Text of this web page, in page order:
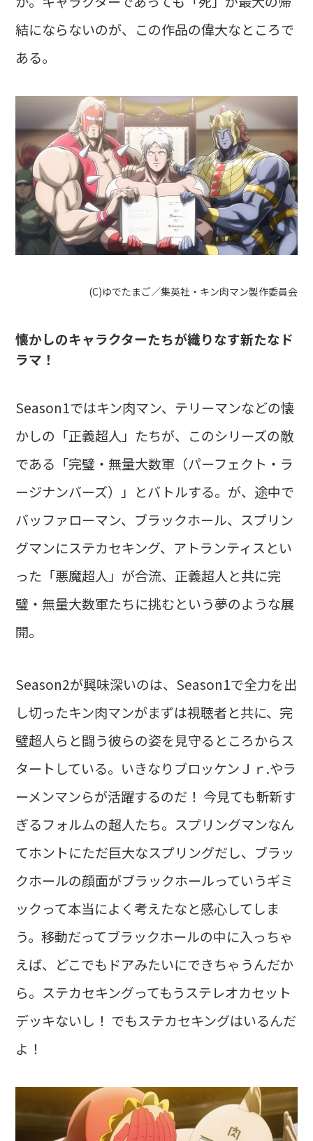
結にならないのが、この作品の偉大なところで
ある。
(C)ゆでたまご／集英社・キン肉マン製作委員会
懐かしのキャラクターたちが織りなす新たなド
ラマ！
Season1ではキン肉マン、テリーマンなどの懐
かしの「正義超人」たちが、このシリーズの敵
である「完璧・無量大数軍（パーフェクト・ラ
ージナンバーズ）」とバトルする。が、途中で
バッファローマン、ブラックホール、スプリン
グマンにステカセキング、アトランティスとい
った「悪魔超人」が合流、正義超人と共に完
璧・無量大数軍たちに挑むという夢のような展
開。
Season2が興味深いのは、Season1で全力を出
し切ったキン肉マンがまずは視聴者と共に、完
璧超人らと闘う彼らの姿を見守るところからス
タートしている。いきなりブロッケンＪｒ.やラ
ーメンマンらが活躍するのだ！ 今見ても斬新す
ぎるフォルムの超人たち。スプリングマンなん
てホントにただ巨大なスプリングだし、ブラッ
クホールの顔面がブラックホールっていうギミ
ックって本当によく考えたなと感心してしま
う。移動だってブラックホールの中に入っちゃ
えば、どこでもドアみたいにできちゃうんだか
ら。ステカセキングってもうステレオカセット
デッキないし！ でもステカセキングはいるんだ
よ！